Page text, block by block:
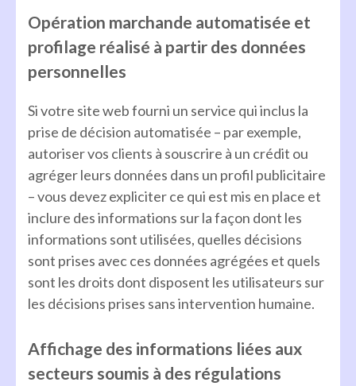
Opération marchande automatisée et
profilage réalisé à partir des données
personnelles
Si votre site web fourni un service qui inclus la
prise de décision automatisée – par exemple,
autoriser vos clients à souscrire à un crédit ou
agréger leurs données dans un profil publicitaire
– vous devez expliciter ce qui est mis en place et
inclure des informations sur la façon dont les
informations sont utilisées, quelles décisions
sont prises avec ces données agrégées et quels
sont les droits dont disposent les utilisateurs sur
les décisions prises sans intervention humaine.
Affichage des informations liées aux
secteurs soumis à des régulations